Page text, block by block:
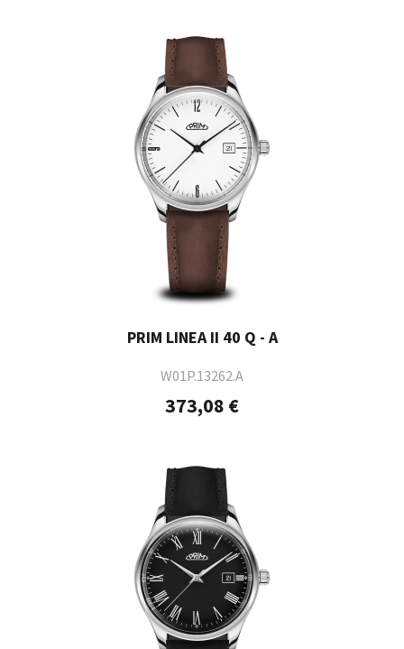
PRIM LINEA II 40 Q - A
W01P.13262.A
373,08 €